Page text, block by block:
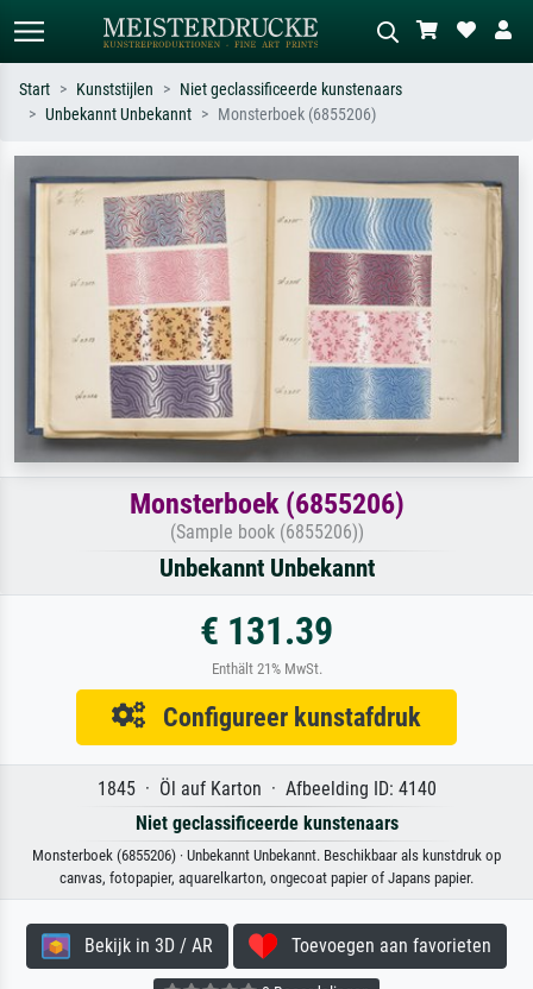
Zoek op kunstenaar, titel of stijl – bijv.
Monet, Sterrennacht, impressionisme,
Hokusai-golf, naakt.
Beschrijf de scène – bijv. groene
weide, abstract met veel rood, donker
olieverfschilderij, staand naakt naast
een boom.
Start Kunststijlen
Niet geclassificeerde kunstenaars
Unbekannt Unbekannt
Monsterboek (6855206)
Monsterboek (6855206)
(Sample book (6855206))
Unbekannt Unbekannt
€ 131.39
Enthält 21% MwSt.
Configureer kunstafdruk
1845 · Öl auf Karton · Afbeelding ID: 4140
Niet geclassificeerde kunstenaars
Monsterboek (6855206) · Unbekannt Unbekannt. Beschikbaar als kunstdruk op
canvas, fotopapier, aquarelkarton, ongecoat papier of Japans papier.
Bekijk in 3D / AR Toevoegen aan favorieten